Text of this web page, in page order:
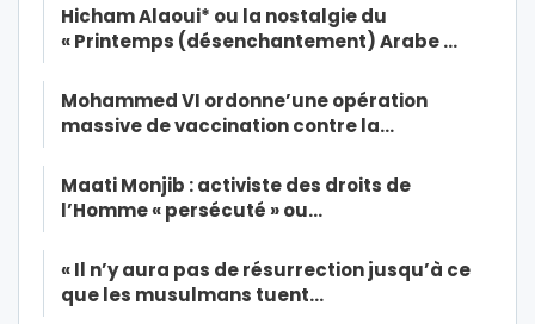
Hicham Alaoui* ou la nostalgie du
« Printemps (désenchantement) Arabe …
Mohammed VI ordonne’une opération
massive de vaccination contre la…
Maati Monjib : activiste des droits de
l’Homme « persécuté » ou…
« Il n’y aura pas de résurrection jusqu’à ce
que les musulmans tuent…